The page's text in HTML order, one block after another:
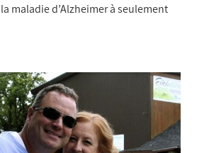
maladie d’Alzheimer à seulement